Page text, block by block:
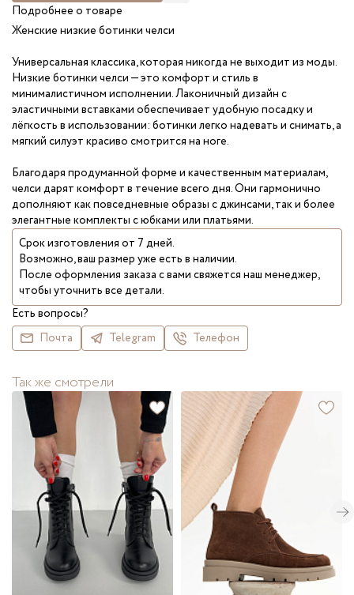
Подробнее о товаре
Женские низкие ботинки челси
Универсальная классика, которая никогда не выходит из моды.
Низкие ботинки челси — это комфорт и стиль в
минималистичном исполнении. Лаконичный дизайн с
эластичными вставками обеспечивает удобную посадку и
лёгкость в использовании: ботинки легко надевать и снимать, а
мягкий силуэт красиво смотрится на ноге.
Благодаря продуманной форме и качественным материалам,
челси дарят комфорт в течение всего дня. Они гармонично
дополняют как повседневные образы с джинсами, так и более
элегантные комплекты с юбками или платьями.
Срок изготовления от 7 дней.
Возможно, ваш размер уже есть в наличии.
После оформления заказа с вами свяжется наш менеджер,
чтобы уточнить все детали.
Есть вопросы?
Почта
Telegram Телефон
Так же смотрели